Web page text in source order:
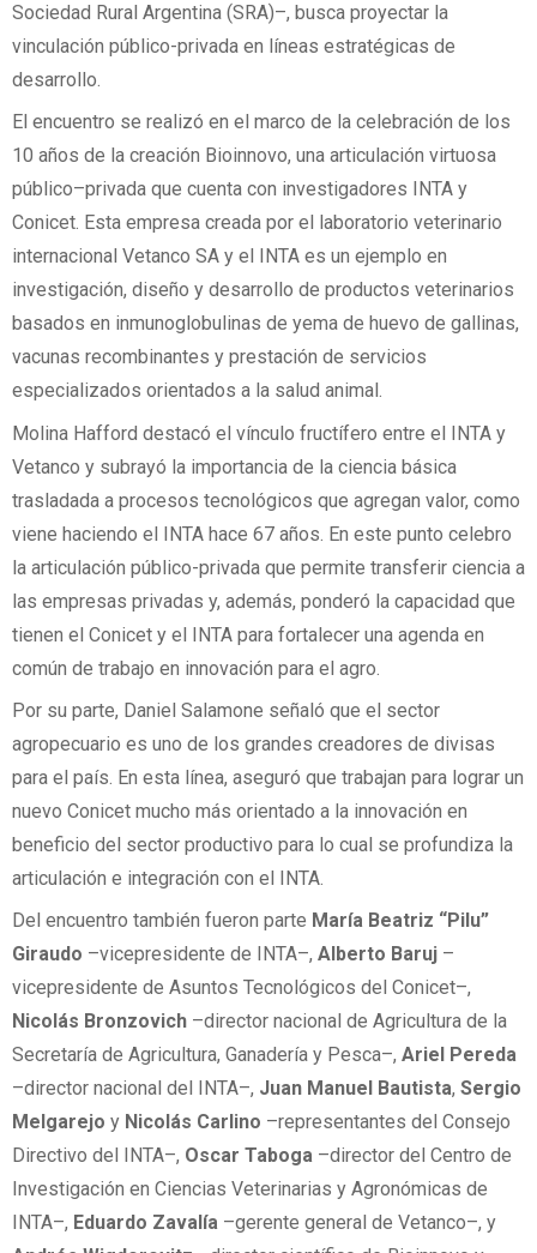
Sociedad Rural Argentina (SRA)–, busca proyectar la
vinculación público-privada en líneas estratégicas de
desarrollo.
El encuentro se realizó en el marco de la celebración de los
10 años de la creación Bioinnovo, una articulación virtuosa
público–privada que cuenta con investigadores INTA y
Conicet. Esta empresa creada por el laboratorio veterinario
internacional Vetanco SA y el INTA es un ejemplo en
investigación, diseño y desarrollo de productos veterinarios
basados en inmunoglobulinas de yema de huevo de gallinas,
vacunas recombinantes y prestación de servicios
especializados orientados a la salud animal.
Molina Hafford destacó el vínculo fructífero entre el INTA y
Vetanco y subrayó la importancia de la ciencia básica
trasladada a procesos tecnológicos que agregan valor, como
viene haciendo el INTA hace 67 años. En este punto celebro
la articulación público-privada que permite transferir ciencia a
las empresas privadas y, además, ponderó la capacidad que
tienen el Conicet y el INTA para fortalecer una agenda en
común de trabajo en innovación para el agro.
Por su parte, Daniel Salamone señaló que el sector
agropecuario es uno de los grandes creadores de divisas
para el país. En esta línea, aseguró que trabajan para lograr un
nuevo Conicet mucho más orientado a la innovación en
beneficio del sector productivo para lo cual se profundiza la
articulación e integración con el INTA.
Del encuentro también fueron parte María Beatriz “Pilu”
Giraudo –vicepresidente de INTA–, Alberto Baruj –
vicepresidente de Asuntos Tecnológicos del Conicet–,
Nicolás Bronzovich –director nacional de Agricultura de la
Secretaría de Agricultura, Ganadería y Pesca–, Ariel Pereda
–director nacional del INTA–, Juan Manuel Bautista, Sergio
Melgarejo y Nicolás Carlino –representantes del Consejo
Directivo del INTA–, Oscar Taboga –director del Centro de
Investigación en Ciencias Veterinarias y Agronómicas de
INTA–, Eduardo Zavalía –gerente general de Vetanco–, y